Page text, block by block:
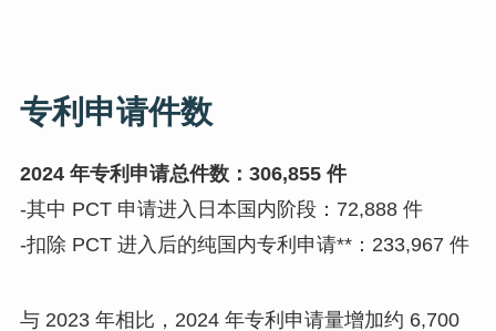
专利申请件数
2024 年专利申请总件数：306,855 件
‐其中 PCT 申请进入日本国内阶段：72,888 件
‐扣除 PCT 进入后的纯国内专利申请**：233,967 件
与 2023 年相比，2024 年专利申请量增加约 6,700